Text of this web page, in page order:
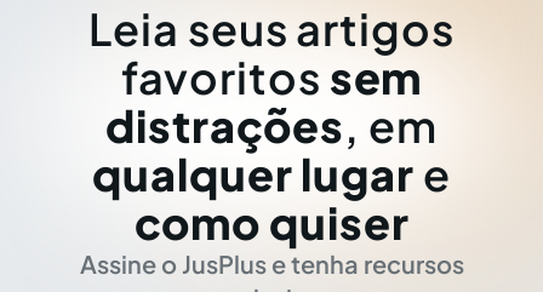
Leia seus artigos
favoritos sem
distrações, em
qualquer lugar e
como quiser
Assine o JusPlus e tenha recursos